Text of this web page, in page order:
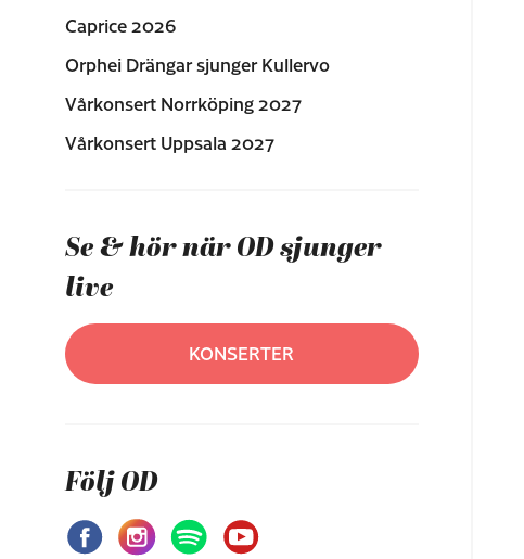
Caprice 2026
Orphei Drängar sjunger Kullervo
Vårkonsert Norrköping 2027
Vårkonsert Uppsala 2027
Se & hör när OD sjunger
live
KONSERTER
Följ OD